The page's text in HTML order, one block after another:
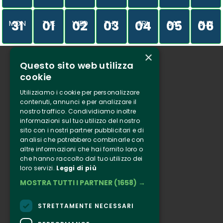
MON
31 TUE
01 WED
02 THU
03 FRI
04 SAT
05 SUN
06
Who we are
Tenuta Selvaggia
Contacts
Online ticketing
Clappit
Information
Follow Us
Facebook
×
Questo sito web utilizza
cookie
Utilizziamo i cookie per personalizzare
contenuti, annunci e per analizzare il
nostro traffico. Condividiamo inoltre
informazioni sul tuo utilizzo del nostro
sito con i nostri partner pubblicitari e di
analisi che potrebbero combinarle con
altre informazioni che hai fornito loro o
che hanno raccolto dal tuo utilizzo dei
loro servizi. Leggi di più
MOSTRA TUTTI I PARTNER (1658) →
STRETTAMENTE NECESSARI